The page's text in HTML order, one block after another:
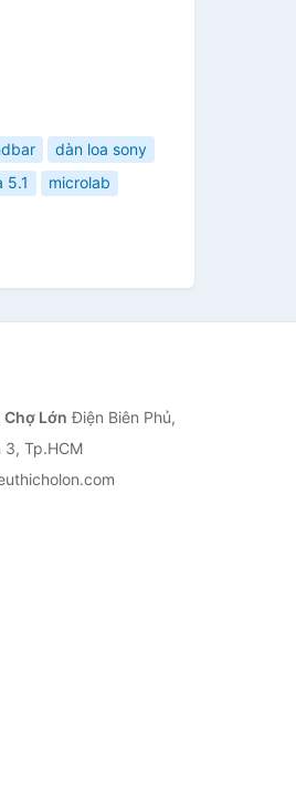
dàn loa sony
5.1
microlab
Chợ Lớn Điện Biên Phủ,
3, Tp.HCM